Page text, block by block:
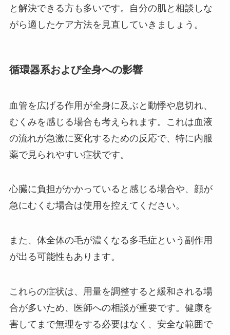
と解決できる方も多いです。自分の肌と相談しな
がら適したケア方法を見直していきましょう。
循環器系および全身への影響
血管を広げる作用が全身に及ぶと動悸や息切れ、
むくみを感じる場合も考えられます。これは血液
の流れが急激に変化するための反応で、特に内服
薬で見られやすい症状です。
心臓に負担がかかっていると感じる場合や、顔が
急にむくむ場合は使用を控えてください。
また、体全体の毛が濃くなる多毛症という副作用
が出る可能性もあります。
これらの症状は、用量を調整すると緩和される場
合が多いため、医師への相談が重要です。健康を
害してまで無理をする必要はなく、安全な範囲で